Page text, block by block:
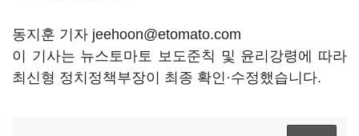
동지훈 기자 jeehoon@etomato.com
이 기사는 뉴스토마토 보도준칙 및 윤리강령에 따라
최신형 정치정책부장이 최종 확인·수정했습니다.